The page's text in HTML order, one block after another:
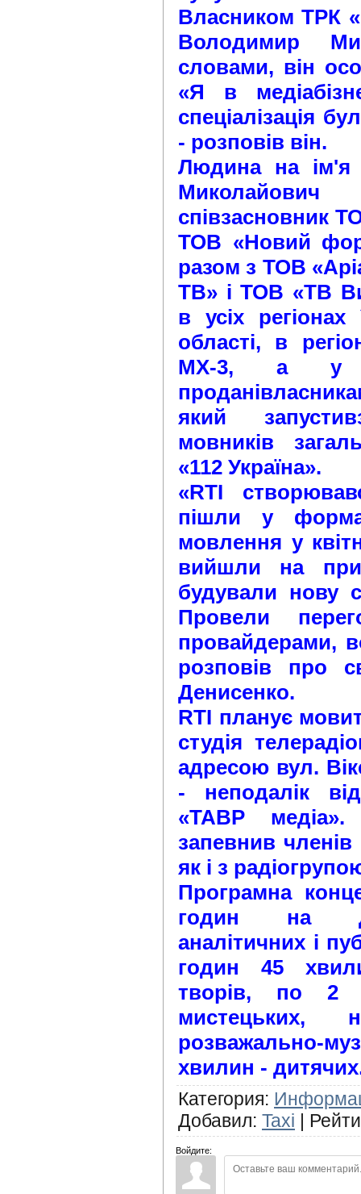
Власником ТРК
Володимир
словами, він
«Я в
спеціалізація
- розповів він.
Людина на ім'я
співзасновник
ТОВ «Новий
разом з ТОВ
ТВ» і ТОВ «ТВ
в усіх регіонах
області, в
МХ-3, а у
який
мовників
«112 Україна».
«RTI
пішли у
мовлення у
вийшли на
будували нову
Провели
провайдерами,
розповів про
Денисенко.
RTI планує
студія
адресою вул.
- неподалік
«ТАВР
запевнив
як і з
Програмна
годин на
аналітичних і
годин 45
творів, по 2
мистецьких,
розважально-
хвилин -
Категория:
Добавил: Taxi |
Войдите: